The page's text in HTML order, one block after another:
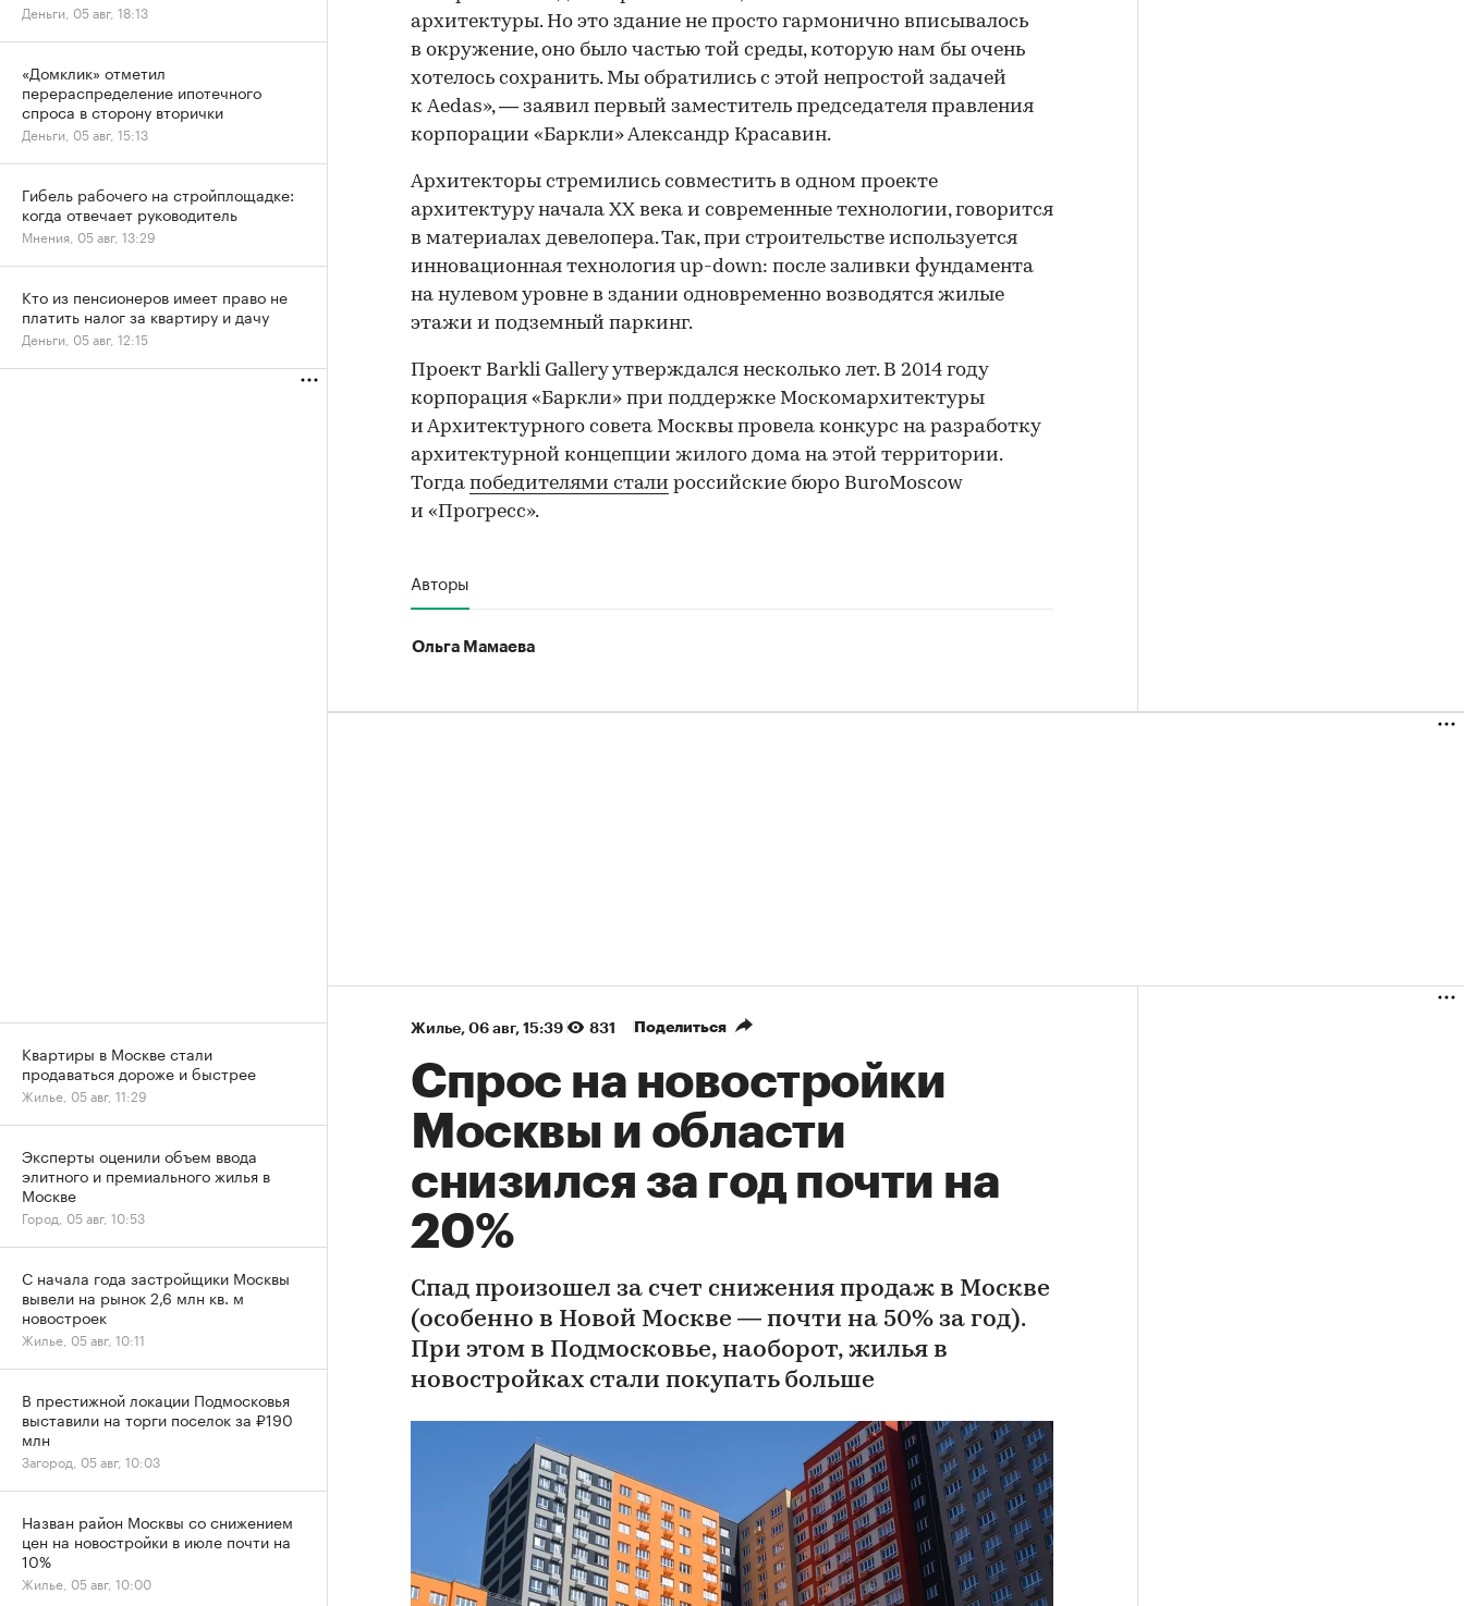
архитектуры. Но это здание не просто гармонично вписывалось
в окружение, оно было частью той среды, которую нам бы очень
хотелось сохранить. Мы обратились с этой непростой задачей
к Aedas», — заявил первый заместитель председателя правления
корпорации «Баркли» Александр Красавин.
Архитекторы стремились совместить в одном проекте
архитектуру начала ХХ века и современные технологии, говорится
в материалах девелопера. Так, при строительстве используется
инновационная технология up-down: после заливки фундамента
на нулевом уровне в здании одновременно возводятся жилые
этажи и подземный паркинг.
Проект Barkli Gallery утверждался несколько лет. В 2014 году
корпорация «Баркли» при поддержке Москомархитектуры
и Архитектурного совета Москвы провела конкурс на разработку
архитектурной концепции жилого дома на этой территории.
Тогда победителями стали российские бюро BuroMoscow
и «Прогресс».
Авторы
Ольга Мамаева
Жилье⁠, 06 авг, 15:39 831 Поделиться
Спрос на новостройки
Москвы и области
снизился за год почти на
20%
Спад произошел за счет снижения продаж в Москве
(особенно в Новой Москве — почти на 50% за год).
При этом в Подмосковье, наоборот, жилья в
новостройках стали покупать больше
Деньги, 05 авг, 18:13
«Домклик» отметил
перераспределение ипотечного
спроса в сторону вторички
Деньги, 05 авг, 15:13
Гибель рабочего на стройплощадке:
когда отвечает руководитель
Мнения, 05 авг, 13:29
Кто из пенсионеров имеет право не
платить налог за квартиру и дачу
Деньги, 05 авг, 12:15
Квартиры в Москве стали
продаваться дороже и быстрее
Жилье, 05 авг, 11:29
Эксперты оценили объем ввода
элитного и премиального жилья в
Москве
Город, 05 авг, 10:53
С начала года застройщики Москвы
вывели на рынок 2,6 млн кв. м
новостроек
Жилье, 05 авг, 10:11
В престижной локации Подмосковья
выставили на торги поселок за ₽190
млн
Загород, 05 авг, 10:03
Назван район Москвы со снижением
цен на новостройки в июле почти на
10%
Жилье, 05 авг, 10:00